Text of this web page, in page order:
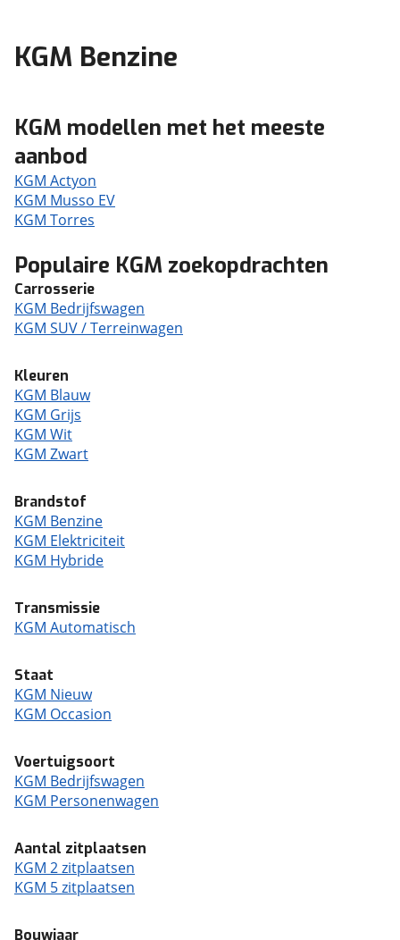
KGM Benzine
KGM modellen met het meeste
aanbod
KGM Actyon
KGM Musso EV
KGM Torres
Populaire KGM zoekopdrachten
Carrosserie
KGM Bedrijfswagen
KGM SUV / Terreinwagen
Kleuren
KGM Blauw
KGM Grijs
KGM Wit
KGM Zwart
Brandstof
KGM Benzine
KGM Elektriciteit
KGM Hybride
Transmissie
KGM Automatisch
Staat
KGM Nieuw
KGM Occasion
Voertuigsoort
KGM Bedrijfswagen
KGM Personenwagen
Aantal zitplaatsen
KGM 2 zitplaatsen
KGM 5 zitplaatsen
Bouwjaar